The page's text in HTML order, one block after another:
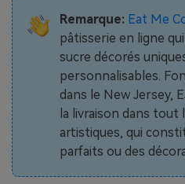
Remarque: Eat Me
pâtisserie en ligne
sucre décorés
personnalisables.
dans le New Jersey,
la livraison dans tout
artistiques, qui
parfaits ou des